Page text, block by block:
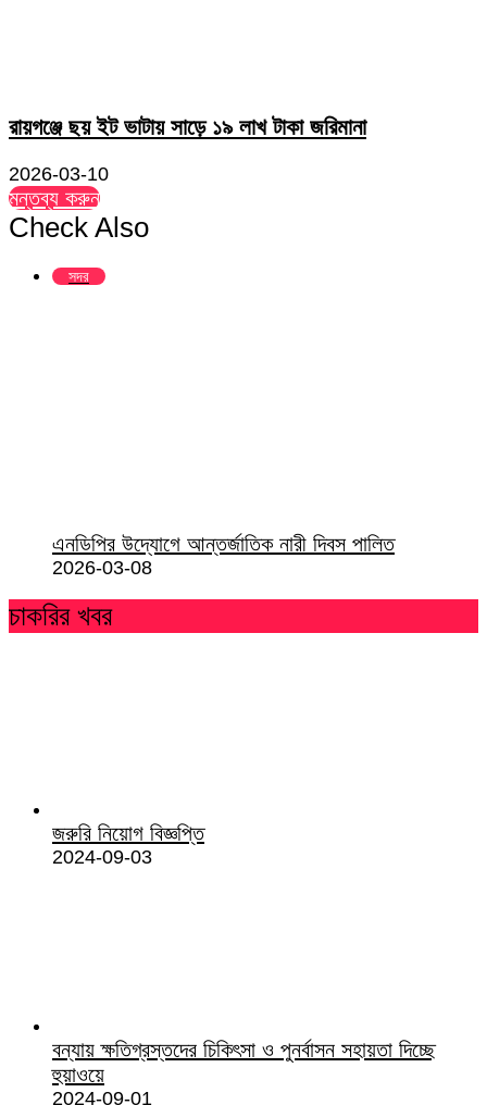
রায়গঞ্জে ছয় ইট ভাটায় সাড়ে ১৯ লাখ টাকা জরিমানা
2026-03-10
মন্তব্য করুন
Check Also
সদর
এনডিপির উদ্যোগে আন্তর্জাতিক নারী দিবস পালিত
2026-03-08
চাকরির খবর
জরুরি নিয়োগ বিজ্ঞপ্তি
2024-09-03
বন্যায় ক্ষতিগ্রস্তদের চিকিৎসা ও পুনর্বাসন সহায়তা দিচ্ছে
হুয়াওয়ে
2024-09-01